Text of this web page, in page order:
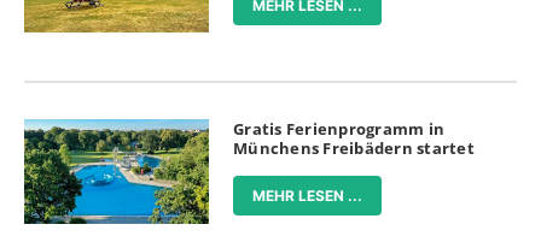
MEHR LESEN ...
Gratis Ferienprogramm in
Münchens Freibädern startet
MEHR LESEN ...